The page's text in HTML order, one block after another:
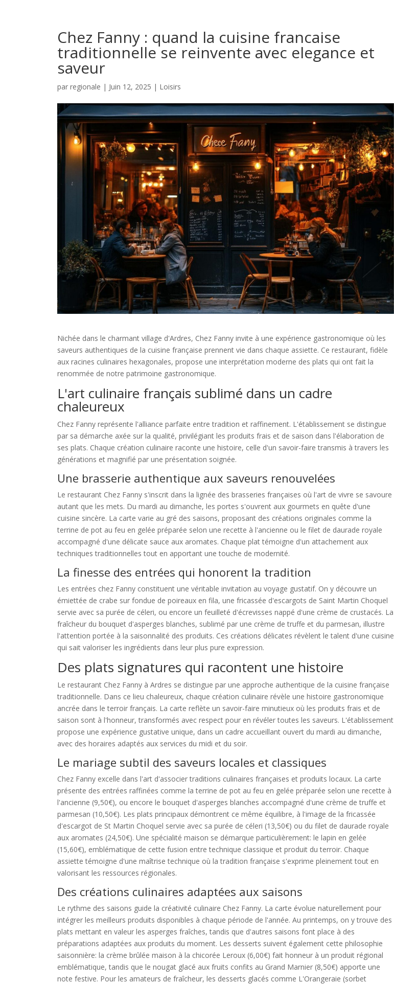
Chez Fanny : quand la cuisine francaise
traditionnelle se reinvente avec elegance et
saveur
par regionale | Juin 12, 2025 | Loisirs
Nichée dans le charmant village d'Ardres, Chez Fanny invite à une expérience gastronomique où les
saveurs authentiques de la cuisine française prennent vie dans chaque assiette. Ce restaurant, fidèle
aux racines culinaires hexagonales, propose une interprétation moderne des plats qui ont fait la
renommée de notre patrimoine gastronomique.
L'art culinaire français sublimé dans un cadre
chaleureux
Chez Fanny représente l'alliance parfaite entre tradition et raffinement. L'établissement se distingue
par sa démarche axée sur la qualité, privilégiant les produits frais et de saison dans l'élaboration de
ses plats. Chaque création culinaire raconte une histoire, celle d'un savoir-faire transmis à travers les
générations et magnifié par une présentation soignée.
Une brasserie authentique aux saveurs renouvelées
Le restaurant Chez Fanny s'inscrit dans la lignée des brasseries françaises où l'art de vivre se savoure
autant que les mets. Du mardi au dimanche, les portes s'ouvrent aux gourmets en quête d'une
cuisine sincère. La carte varie au gré des saisons, proposant des créations originales comme la
terrine de pot au feu en gelée préparée selon une recette à l'ancienne ou le filet de daurade royale
accompagné d'une délicate sauce aux aromates. Chaque plat témoigne d'un attachement aux
techniques traditionnelles tout en apportant une touche de modernité.
La finesse des entrées qui honorent la tradition
Les entrées chez Fanny constituent une véritable invitation au voyage gustatif. On y découvre un
émiettée de crabe sur fondue de poireaux en fila, une fricassée d'escargots de Saint Martin Choquel
servie avec sa purée de céleri, ou encore un feuilleté d'écrevisses nappé d'une crème de crustacés. La
fraîcheur du bouquet d'asperges blanches, sublimé par une crème de truffe et du parmesan, illustre
l'attention portée à la saisonnalité des produits. Ces créations délicates révèlent le talent d'une cuisine
qui sait valoriser les ingrédients dans leur plus pure expression.
Des plats signatures qui racontent une histoire
Le restaurant Chez Fanny à Ardres se distingue par une approche authentique de la cuisine française
traditionnelle. Dans ce lieu chaleureux, chaque création culinaire révèle une histoire gastronomique
ancrée dans le terroir français. La carte reflète un savoir-faire minutieux où les produits frais et de
saison sont à l'honneur, transformés avec respect pour en révéler toutes les saveurs. L'établissement
propose une expérience gustative unique, dans un cadre accueillant ouvert du mardi au dimanche,
avec des horaires adaptés aux services du midi et du soir.
Le mariage subtil des saveurs locales et classiques
Chez Fanny excelle dans l'art d'associer traditions culinaires françaises et produits locaux. La carte
présente des entrées raffinées comme la terrine de pot au feu en gelée préparée selon une recette à
l'ancienne (9,50€), ou encore le bouquet d'asperges blanches accompagné d'une crème de truffe et
parmesan (10,50€). Les plats principaux démontrent ce même équilibre, à l'image de la fricassée
d'escargot de St Martin Choquel servie avec sa purée de céleri (13,50€) ou du filet de daurade royale
aux aromates (24,50€). Une spécialité maison se démarque particulièrement: le lapin en gelée
(15,60€), emblématique de cette fusion entre technique classique et produit du terroir. Chaque
assiette témoigne d'une maîtrise technique où la tradition française s'exprime pleinement tout en
valorisant les ressources régionales.
Des créations culinaires adaptées aux saisons
Le rythme des saisons guide la créativité culinaire Chez Fanny. La carte évolue naturellement pour
intégrer les meilleurs produits disponibles à chaque période de l'année. Au printemps, on y trouve des
plats mettant en valeur les asperges fraîches, tandis que d'autres saisons font place à des
préparations adaptées aux produits du moment. Les desserts suivent également cette philosophie
saisonnière: la crème brûlée maison à la chicorée Leroux (6,00€) fait honneur à un produit régional
emblématique, tandis que le nougat glacé aux fruits confits au Grand Marnier (8,50€) apporte une
note festive. Pour les amateurs de fraîcheur, les desserts glacés comme L'Orangeraie (sorbet